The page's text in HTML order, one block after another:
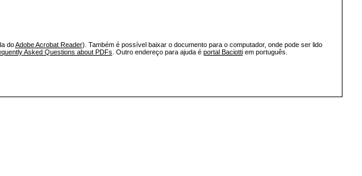
doAdobe Acrobat Reader). Também é possível baixar o documento para o computador, onde pode ser lido
Asked Questions about PDFs . Outro endereço para ajuda é portal Baciottiem português.